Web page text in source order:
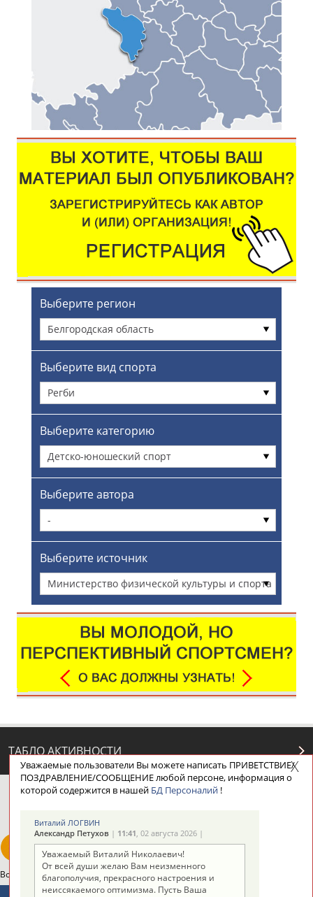
Выберите регион
Белгородская область
Выберите вид спорта
Регби
Выберите категорию
Детско-юношеский спорт
Выберите автора
-
Выберите источник
Министерство физической культуры и спорта
Московской области
ТАБЛО АКТИВНОСТИ
ЦЕЛИ ПРОЕКТА НАШИ КНОПКИ
Вопросы сотрудничества и совместной деятельности
Уважаемые пользователи Вы можете написать ПРИВЕТСТВИЕ/
ПОЗДРАВЛЕНИЕ/СООБЩЕНИЕ любой персоне, информация о
которой содержится в нашей БД Персоналий!
Виталий ЛОГВИН
Александр Петухов| 11:41, 02 августа 2026 |
Уважаемый Виталий Николаевич!
От всей души желаю Вам неизменного
благополучия, прекрасного настроения и
неиссякаемого оптимизма. Пусть Ваша